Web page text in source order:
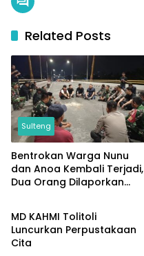
Related Posts
Sulteng
Bentrokan Warga Nunu
dan Anoa Kembali Terjadi,
Dua Orang Dilaporkan
Sulteng
MD KAHMI Tolitoli
Luncurkan Perpustakaan
CitaSulteng